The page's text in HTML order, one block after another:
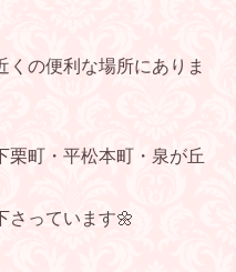
くの便利な場所にありま
栗町・平松本町・泉が丘
さっています🌼